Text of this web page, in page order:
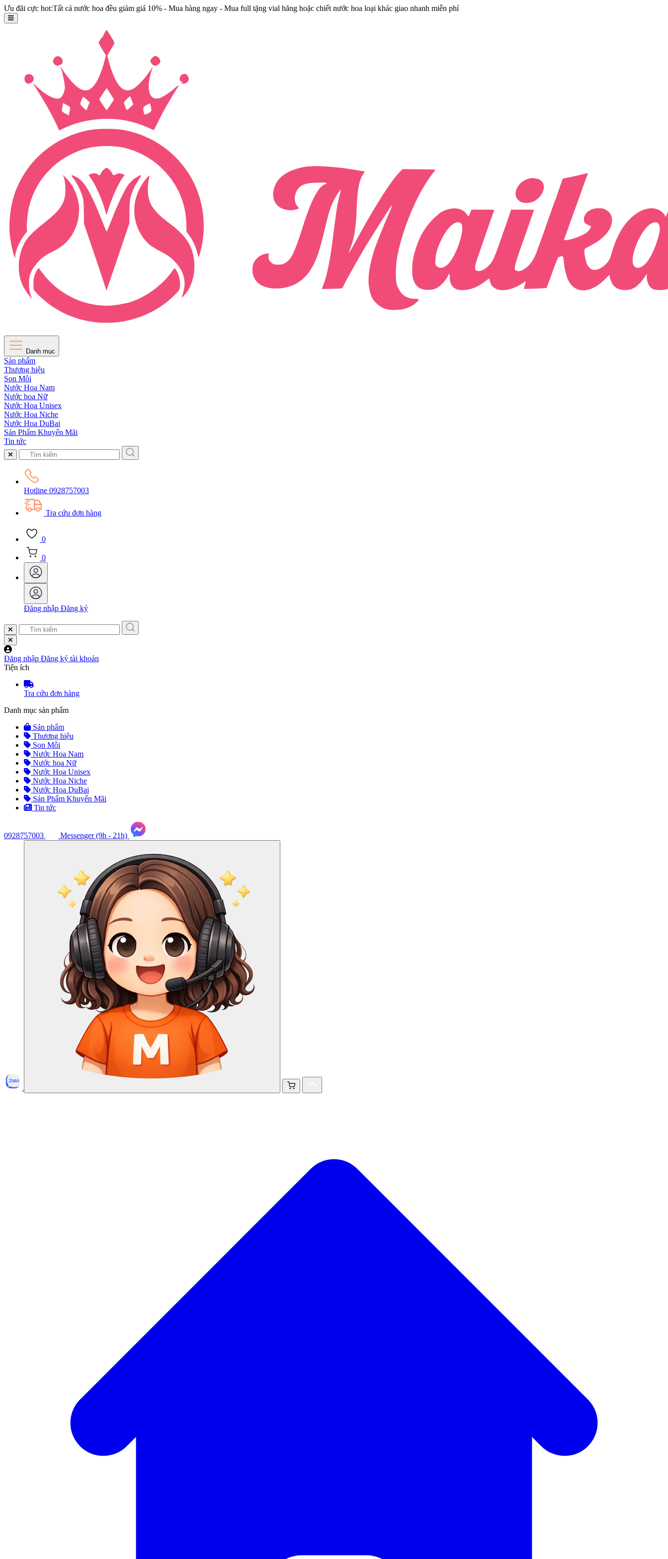
Ưu đãi cực hot:Tất cả nước hoa đều giảm giá 10% - Mua hàng ngay - Mua full tặng vial hãng hoặc chiết nước hoa loại khác giao nhanh miễn phí
Danh mục
Sản phẩm
Thương hiệu
Son Môi
Nước Hoa Nam
Nước hoa Nữ
Nước Hoa Unisex
Nước Hoa Niche
Nước Hoa DuBai
Sản Phẩm Khuyến Mãi
Tin tức
Hotline 0928757003
Tra cứu đơn hàng
0
0
Đăng nhập Đăng ký
Đăng nhập Đăng ký tài khoản
Tiện ích
Tra cứu đơn hàng
Danh mục sản phẩm
Sản phẩm
Thương hiệu
Son Môi
Nước Hoa Nam
Nước hoa Nữ
Nước Hoa Unisex
Nước Hoa Niche
Nước Hoa DuBai
Sản Phẩm Khuyến Mãi
Tin tức
0928757003
Messenger (9h - 21h)